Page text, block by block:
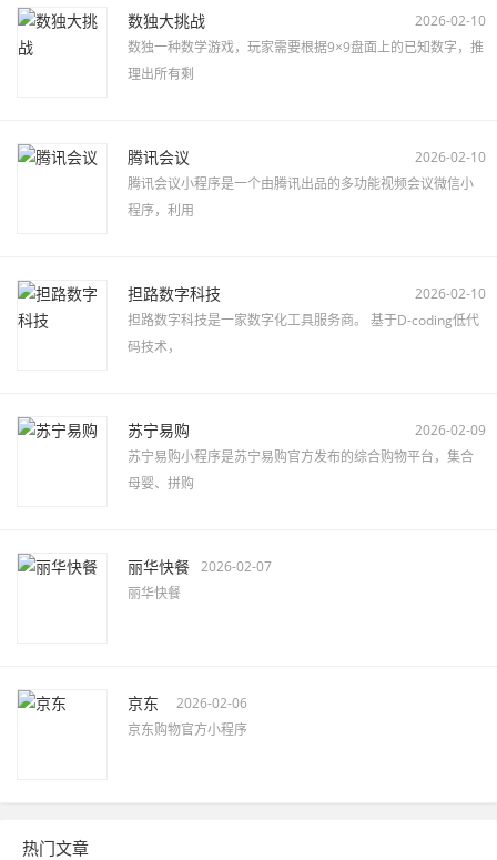
数独大挑战
2026-02-10
数独一种数学游戏，玩家需要根据9×9盘面上的已知数字，推
理出所有剩
腾讯会议
2026-02-10
腾讯会议小程序是一个由腾讯出品的多功能视频会议微信小
程序，利用
担路数字科技
2026-02-10
担路数字科技是一家数字化工具服务商。 基于D-coding低代
码技术，
苏宁易购
2026-02-09
苏宁易购小程序是苏宁易购官方发布的综合购物平台，集合
母婴、拼购
丽华快餐 2026-02-07
丽华快餐
京东
2026-02-06
京东购物官方小程序
热门文章